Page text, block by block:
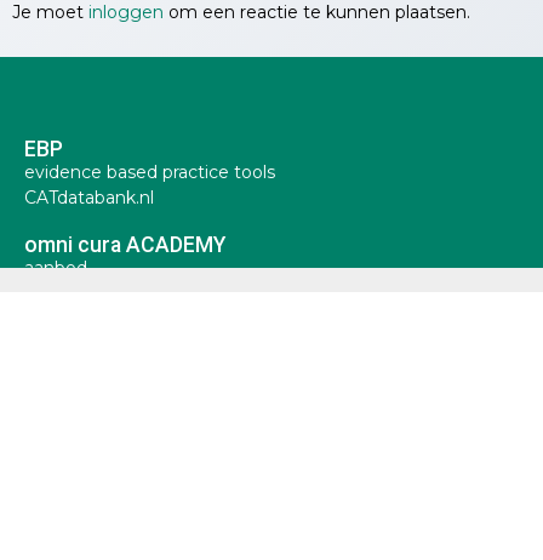
Je moet inloggen om een reactie te kunnen plaatsen.
EBP
evidence based practice tools
CATdatabank.nl
omni cura ACADEMY
aanbod